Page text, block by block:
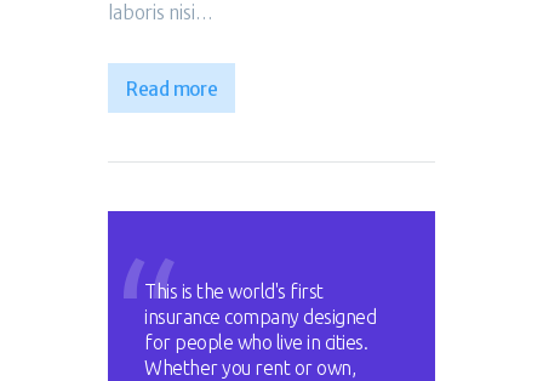
laboris nisi…
Read more
This is the world's first
insurance company designed
for people who live in cities.
Whether you rent or own,